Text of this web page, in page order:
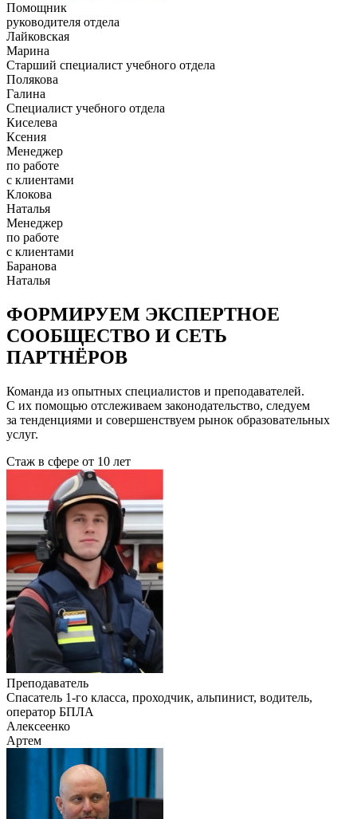
Помощник
руководителя отдела
Лайковская
Марина
Старший специалист учебного отдела
Полякова
Галина
Специалист учебного отдела
Киселева
Ксения
Менеджер
по работе
с клиентами
Клокова
Наталья
Менеджер
по работе
с клиентами
Баранова
Наталья
ФОРМИРУЕМ ЭКСПЕРТНОЕ
СООБЩЕСТВО И СЕТЬ
ПАРТНЁРОВ
Команда из опытных специалистов и преподавателей.
С их помощью отслеживаем законодательство, следуем
за тенденциями и совершенствуем рынок образовательных
услуг.
Стаж в сфере от 10 лет
Преподаватель
Cпасатель 1-го класса, проходчик, альпинист, водитель,
оператор БПЛА
Алексеенко
Артем